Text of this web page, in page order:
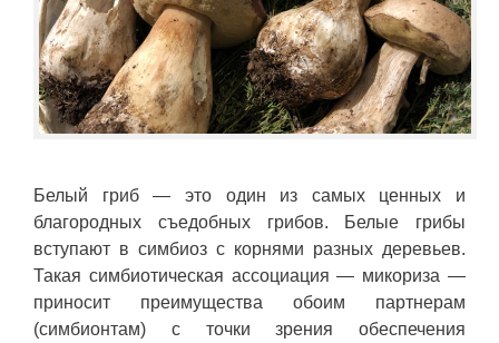
Белый гриб — это один из самых ценных и
благородных съедобных грибов. Белые грибы
вступают в симбиоз с корнями разных деревьев.
Такая симбиотическая ассоциация — микориза —
приносит преимущества обоим партнерам
(симбионтам) с точки зрения обеспечения